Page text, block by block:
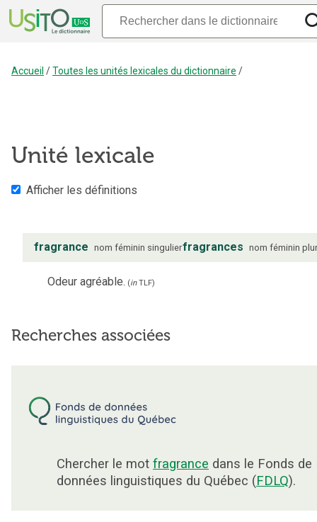
Accueil /Toutes les unités lexicales du dictionnaire /
Unité lexicale
Afficher les définitions
fragrance nom féminin singulierfragrances nom féminin
Odeur agréable. (inTLF)
Recherches associées
Chercher le mot fragrance dans le Fonds de
données linguistiques du Québec (FDLQ).